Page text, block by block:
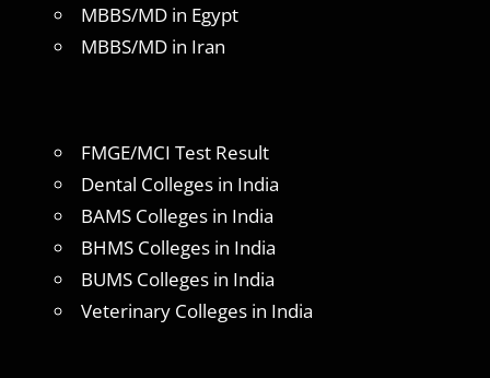
MBBS/MD in Egypt
MBBS/MD in Iran
FMGE/MCI Test Result
Dental Colleges in India
BAMS Colleges in India
BHMS Colleges in India
BUMS Colleges in India
Veterinary Colleges in India